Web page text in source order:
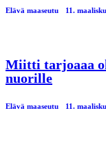
Elävä maaseutu 11.
Miitti tarjoaaa
nuorille
Elävä maaseutu 11.